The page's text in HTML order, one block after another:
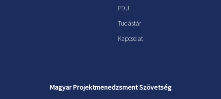
PDU
Tudástár
Kapcsolat
Magyar Projektmenedzsment Szövetség